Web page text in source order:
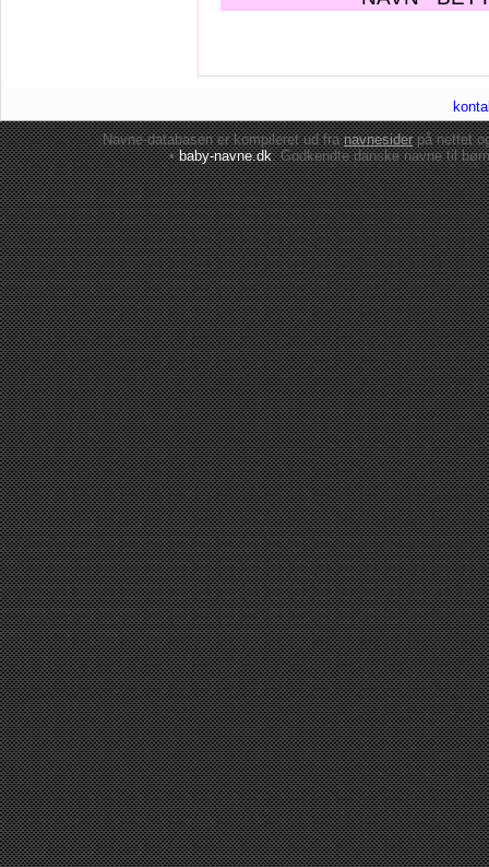
Navne-databasen er kompileret ud franavnesiderpå nettet
•baby-navne.dk: Godkendte danskenavne til børn